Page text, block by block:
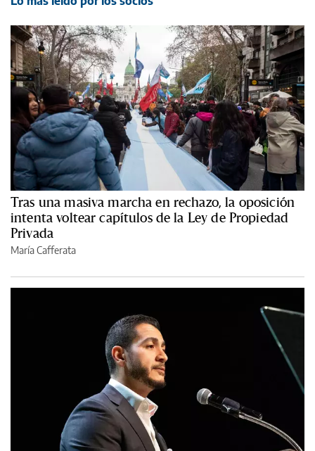
Tras una masiva marcha en rechazo, la oposición
intenta voltear capítulos de la Ley de Propiedad
Privada
María Cafferata